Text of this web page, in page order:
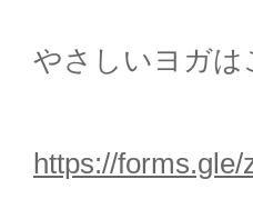
やさしいヨガは
https://